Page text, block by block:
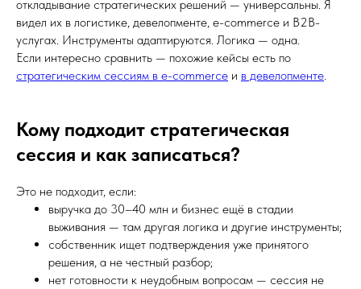
откладывание стратегических решений — универсальны. Я
видел их в логистике, девелопменте, e-commerce и B2B-
услугах. Инструменты адаптируются. Логика — одна.
Если интересно сравнить — похожие кейсы есть по
стратегическим сессиям в e-commerce и в девелопменте.
Кому подходит стратегическая
сессия и как записаться?
Это не подходит, если:
выручка до 30–40 млн и бизнес ещё в стадии
выживания — там другая логика и другие инструменты;
собственник ищет подтверждения уже принятого
решения, а не честный разбор;
нет готовности к неудобным вопросам — сессия не